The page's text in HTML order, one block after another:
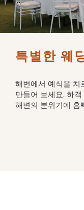
특별한 웨
해변에서 예식을 치
만들어 보세요. 하